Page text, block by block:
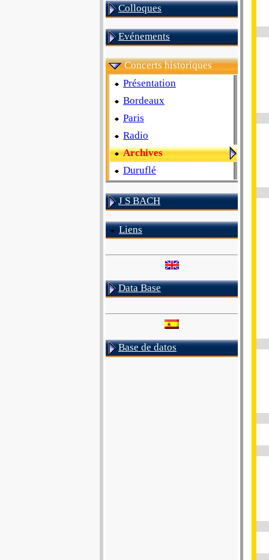
Colloques
Evénements
Concerts historiques
Présentation
Bordeaux
Paris
Radio
Archives
Duruflé
J S BACH
Liens
Data Base
Base de datos